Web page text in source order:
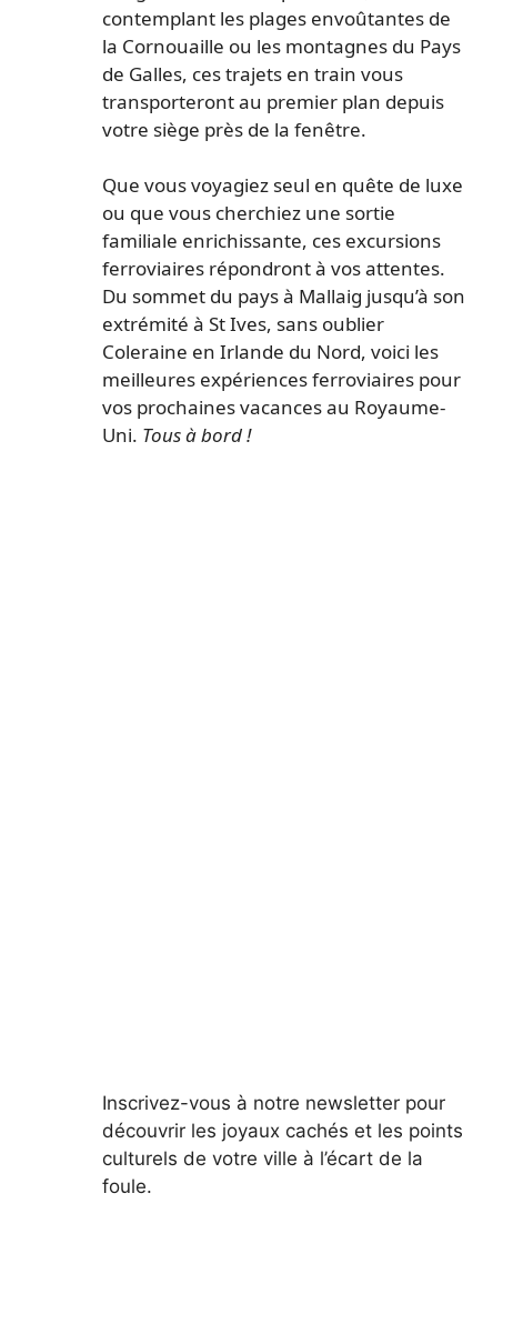
contemplant les plages envoûtantes de
la Cornouaille ou les montagnes du Pays
de Galles, ces trajets en train vous
transporteront au premier plan depuis
votre siège près de la fenêtre.
Que vous voyagiez seul en quête de luxe
ou que vous cherchiez une sortie
familiale enrichissante, ces excursions
ferroviaires répondront à vos attentes.
Du sommet du pays à Mallaig jusqu’à son
extrémité à St Ives, sans oublier
Coleraine en Irlande du Nord, voici les
meilleures expériences ferroviaires pour
vos prochaines vacances au Royaume-
Uni. Tous à bord !
Inscrivez-vous à notre newsletter pour
découvrir les joyaux cachés et les points
culturels de votre ville à l’écart de la
foule.